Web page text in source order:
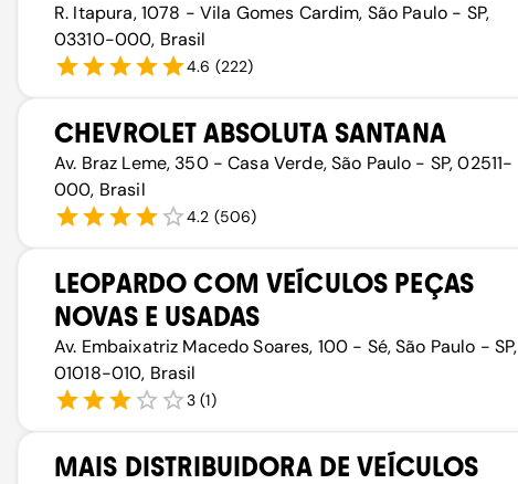
R. Itapura, 1078 - Vila Gomes Cardim, São Paulo - SP,
03310-000, Brasil
4.6 (222)
CHEVROLET ABSOLUTA SANTANA
Av. Braz Leme, 350 - Casa Verde, São Paulo - SP, 02511-
000, Brasil
4.2 (506)
LEOPARDO COM VEÍCULOS PEÇAS
NOVAS E USADAS
Av. Embaixatriz Macedo Soares, 100 - Sé, São Paulo - SP,
01018-010, Brasil
3 (1)
MAIS DISTRIBUIDORA DE VEÍCULOS